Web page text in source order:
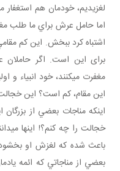
لغزيديم، خودمان هم استغفار
اما حامل عرش براي ما طلب
اشتباه کرد ببخش. اين کم
برای اين است. اگر
مغفرت مي کنند، خود انبياء و
اين مقام، کم است؟ اين
اينکه مناجات بعضي از
خجالت را چه کنم؟! اينها مي
باعث شده که لغزش او
بعضي از مناجاتي که ائمه